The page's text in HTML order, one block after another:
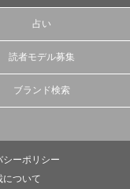
占い
読者モデル募集
ブランド検索
シーポリシー
について